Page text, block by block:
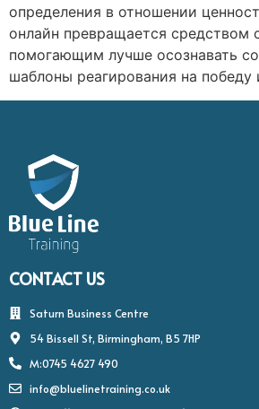
определения в отношении
онлайн превращается средством
помогающим лучше осознавать
шаблоны реагирования на победу
CONTACT US
Saturn Business Centre
54 Bissell St, Birmingham, B5 7HP
M:0745 4627 490
info@bluelinetraining.co.uk